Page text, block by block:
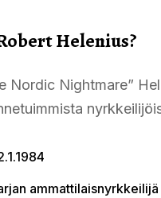
Helenius?
Nordic Nightmare”
ammattilaisnyrkkeilijä